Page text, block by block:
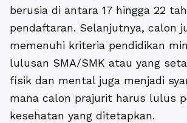
berusia di antara 17 hingga 22
pendaftaran. Selanjutnya, calon
memenuhi kriteria pendidikan
lulusan SMA/SMK atau yang
fisik dan mental juga menjadi
mana calon prajurit harus lulus
kesehatan yang ditetapkan.